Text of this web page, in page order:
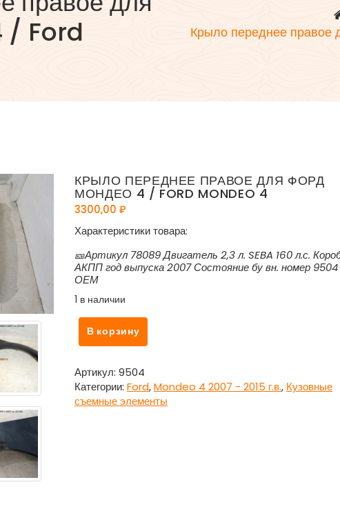
/ Ford
Крыло переднее
КРЫЛО ПЕРЕДНЕЕ ПРАВОЕ ДЛЯ ФОРД
МОНДЕО 4 / FORD MONDEO 4
3300,00 ₽
Характеристики товара:
🎫Артикул 78089 Двигатель 2,3 л. SEBA 160 л.с.
АКПП год выпуска 2007 Состояние бу вн. номер 9504
ОЕМ
1 в наличии
Количество
товара
переднее
правое
для
Форд
В корзину
Артикул: 9504
Категории: Ford,Mondeo 4 2007 - 2015 г.в., Кузовные
съемные элементы